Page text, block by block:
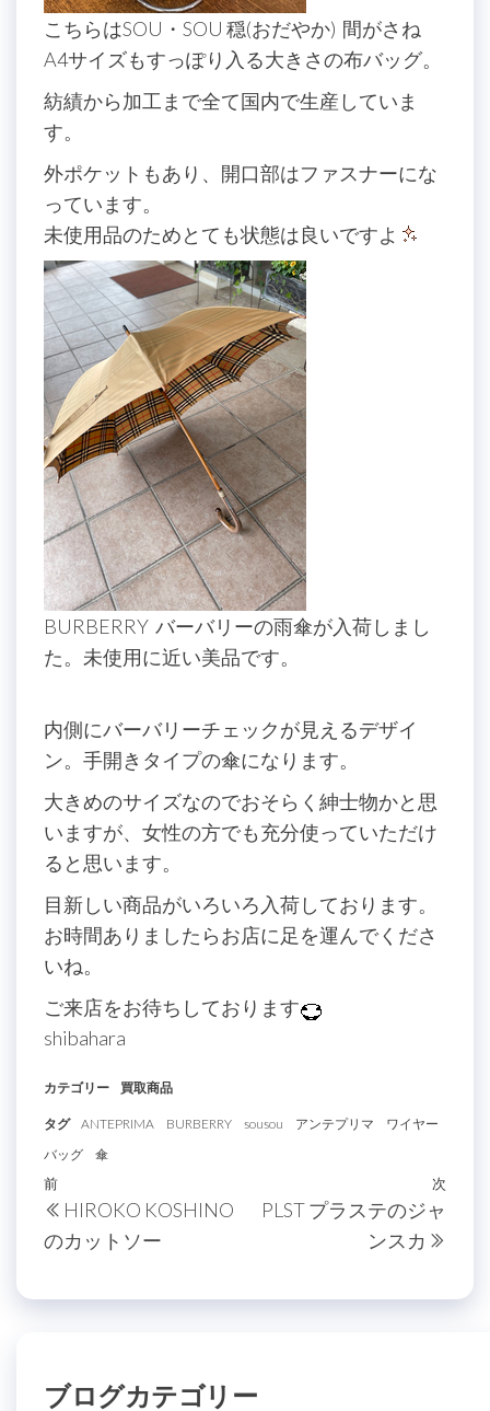
こちらはSOU・SOU 穏(おだやか) 間がさね
A4サイズもすっぽり入る大きさの布バッグ。
紡績から加工まで全て国内で生産していま
す。
外ポケットもあり、開口部はファスナーにな
っています。
未使用品のためとても状態は良いですよ
BURBERRY バーバリーの雨傘が入荷しまし
た。未使用に近い美品です。
内側にバーバリーチェックが見えるデザイ
ン。手開きタイプの傘になります。
大きめのサイズなのでおそらく紳士物かと思
いますが、女性の方でも充分使っていただけ
ると思います。
目新しい商品がいろいろ入荷しております。
お時間ありましたらお店に足を運んでくださ
いね。
ご来店をお待ちしております
shibahara
カテゴリー 買取商品
タグ ANTEPRIMA BURBERRY sousou アンテプリマ
ワイヤー
バッグ
傘
投
稿
ナ
ビ
過
去
の
前
HIROKO KOSHINO
のカットソー
次
次
PLST プラステのジャ
ンスカ
ブログカテゴリー